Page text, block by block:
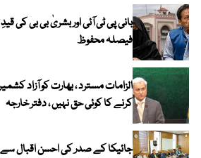
بانی پی ٹی آئی اور بشریٰ بی بی کی
فیصلہ محفوظ
الزامات مسترد ، بھارت کو آزاد
کرنے کا کوئی حق نہیں ، دفتر خارجہ
جائیکا کے صدر کی احسن اقبال سے